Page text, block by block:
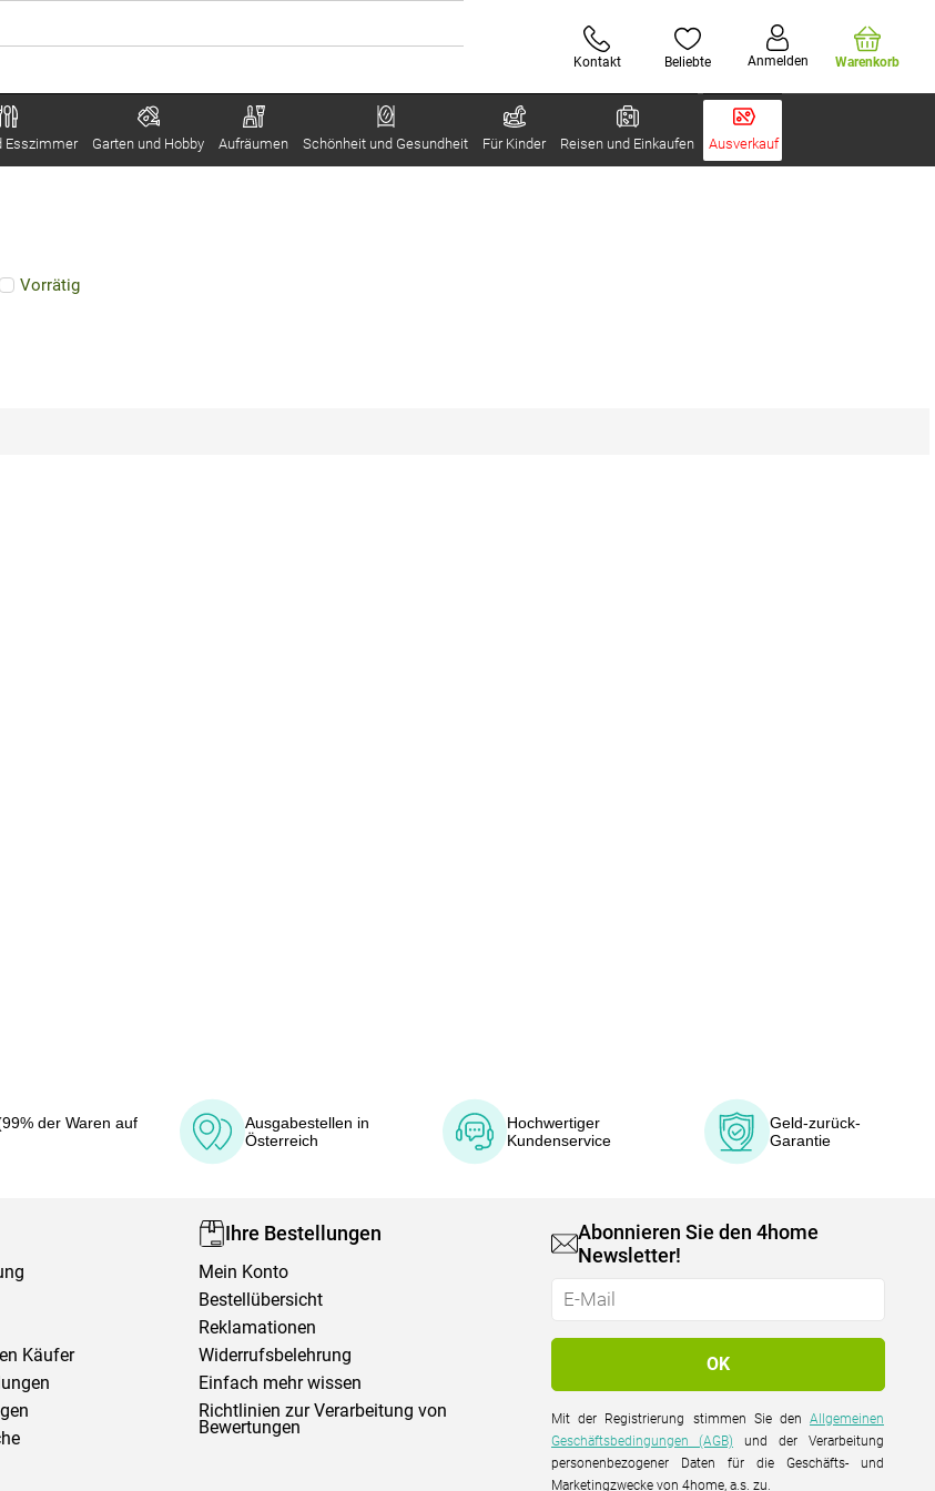
Kontakt Beliebte Anmelden Warenkorb
Esszimmer Garten und Hobby Aufräumen Schönheit und Gesundheit Für Kinder Reisen und Einkaufen Ausverkauf
Vorrätig
der Waren auf
Ausgabestellen in
Österreich
Hochwertiger
Kundenservice
Geld-zurück-
Garantie
Käufer
Ihre Bestellungen
Mein Konto
Bestellübersicht
Reklamationen
Widerrufsbelehrung
Einfach mehr wissen
Richtlinien zur Verarbeitung von
Bewertungen
Abonnieren Sie den 4home
Newsletter!
Mit der Registrierung stimmen Sie denAllgemeinen
Geschäftsbedingungen (AGB) und der Verarbeitung
personenbezogener Daten für die Geschäfts- und
Marketingzwecke von 4home, a.s. zu.